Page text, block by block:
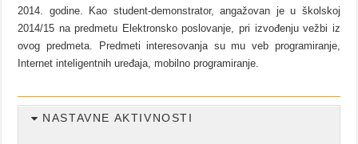
2014. godine. Kao student-demonstrator, angažovan je u školskoj
2014/15 na predmetu Elektronsko poslovanje, pri izvođenju vežbi iz
ovog predmeta. Predmeti interesovanja su mu veb programiranje,
Internet inteligentnih uređaja, mobilno programiranje.
NASTAVNE AKTIVNOSTI